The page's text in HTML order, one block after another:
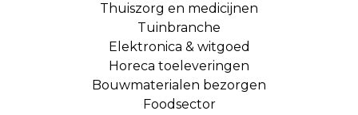
Thuiszorg en medicijnen
Tuinbranche
Elektronica & witgoed
Horeca toeleveringen
Bouwmaterialen bezorgen
Foodsector